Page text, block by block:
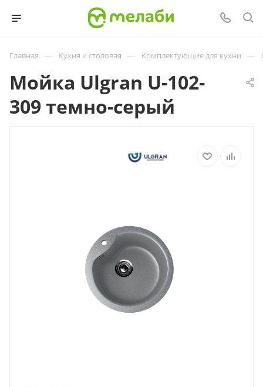
Главная — Кухня и столовая — Комплектующие для кухни —
Мойка Ulgran U-102-
309 темно-серый